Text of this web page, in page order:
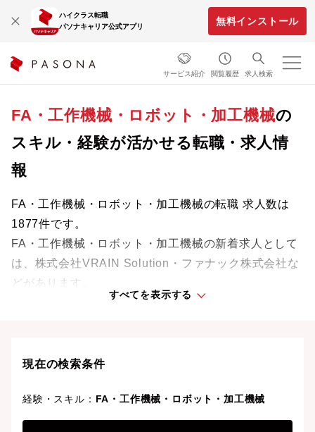
ハイクラス転職
パソナキャリア公式アプリ
無料インストール
サービス紹介 閲覧履歴 求人検索
FA・工作機械・ロボット・加工機械の
スキル・経験が活かせる転職・求人情
報
FA・工作機械・ロボット・加工機械の転職 求人数は
1877件です。
FA・工作機械・ロボット・加工機械の新着求人として
は、株式会社VRAIN Solution・ファナック株式会社な
どがあります。
これまでの経験やスキルを活かせる求人を自分らしい
しょう。
すべてを表示する
現在の検索条件
経験・スキル： FA・工作機械・ロボット・加工機械